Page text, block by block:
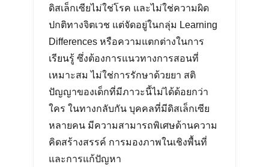
ดิสเล็กเซียไม่ใช่โรค และไม่ใช่ความผิด
ปกติทางจิตเวช แต่จัดอยู่ในกลุ่ม Learning
Differences หรือความแตกต่างในการ
เรียนรู้ ซึ่งต้องการแนวทางการสอนที่
เหมาะสม ไม่ใช่การรักษาด้วยยา สติ
ปัญญาของเด็กที่มีภาวะนี้ไม่ได้ด้อยกว่า
ใคร ในทางกลับกัน บุคคลที่มีดิสเล็กเซีย
หลายคน มีความสามารถพิเศษด้านความ
คิดสร้างสรรค์ การมองภาพในเชิงพื้นที่
และการแก้ปัญหา